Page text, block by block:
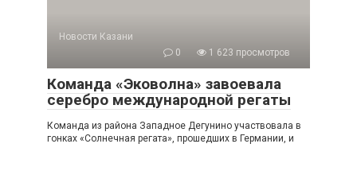
Новости Казани
0
1 623 просмотров
Команда «Эковолна» завоевала
серебро международной регаты
Команда из района Западное Дегунино участвовала в
гонках «Солнечная регата», прошедших в Германии, и